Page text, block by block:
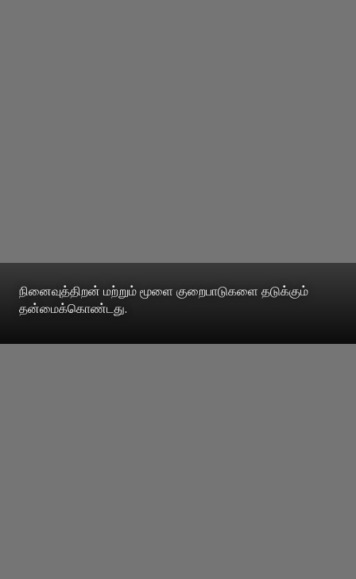
நினைவுத்திறன் மற்றும் மூளை குறைபாடுகளை தடுக்கும்
தன்மைக்கொண்டது.